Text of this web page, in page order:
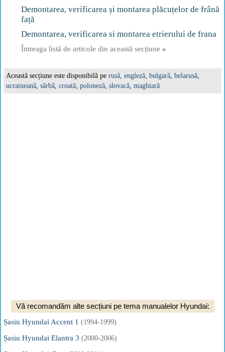
Demontarea, verificarea și montarea plăcuțelor de frână
față
Demontarea, verificarea si montarea etrierului de frana
Întreaga listă de articole din această secțiune »
Această secțiune este disponibilă pe rusă, engleză, bulgară, belarusă,
ucraineană, sârbă, croată, poloneză, slovacă, maghiară
Vă recomandăm alte secțiuni pe tema manualelor Hyundai:
Șasiu Hyundai Accent 1 (1994-1999)
Șasiu Hyundai Elantra 3 (2000-2006)